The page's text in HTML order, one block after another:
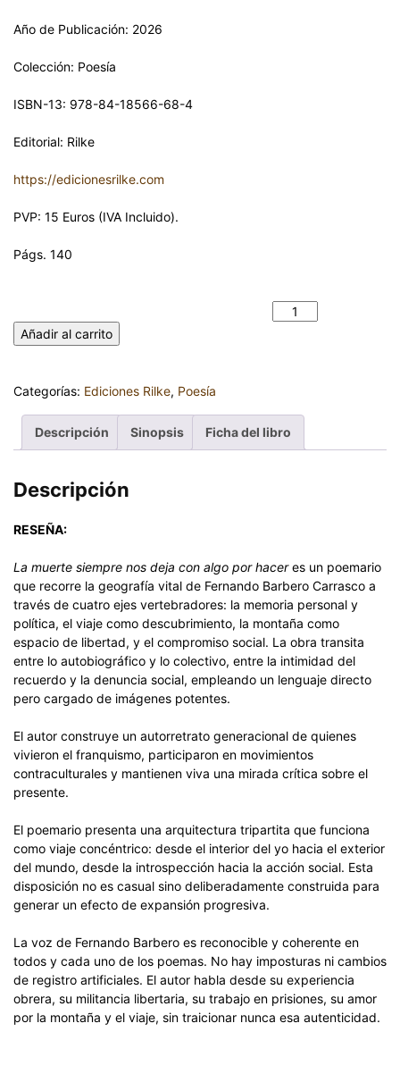
Año de Publicación: 2026
Colección: Poesía
ISBN-13: 978-84-18566-68-4
Editorial: Rilke
https://edicionesrilke.com
PVP: 15 Euros (IVA Incluido).
Págs. 140
Añadir al carrito
Categorías: Ediciones Rilke, Poesía
Descripción Sinopsis Ficha del libro
Descripción
RESEÑA:
La muerte siempre nos deja con algo por haceres un poemario
que recorre la geografía vital de Fernando Barbero Carrasco a
través de cuatro ejes vertebradores: la memoria personal y
política, el viaje como descubrimiento, la montaña como
espacio de libertad, y el compromiso social. La obra transita
entre lo autobiográfico y lo colectivo, entre la intimidad del
recuerdo y la denuncia social, empleando un lenguaje directo
pero cargado de imágenes potentes.
El autor construye un autorretrato generacional de quienes
vivieron el franquismo, participaron en movimientos
contraculturales y mantienen viva una mirada crítica sobre el
presente.
El poemario presenta una arquitectura tripartita que funciona
como viaje concéntrico: desde el interior del yo hacia el exterior
del mundo, desde la introspección hacia la acción social. Esta
disposición no es casual sino deliberadamente construida para
generar un efecto de expansión progresiva.
La voz de Fernando Barbero es reconocible y coherente en
todos y cada uno de los poemas. No hay imposturas ni cambios
de registro artificiales. El autor habla desde su experiencia
obrera, su militancia libertaria, su trabajo en prisiones, su amor
por la montaña y el viaje, sin traicionar nunca esa autenticidad.